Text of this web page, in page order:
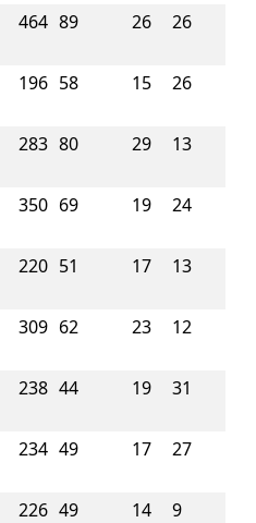
464 89 26 26
196 58 15 26
283 80 29 13
350 69 19 24
220 51 17 13
309 62 23 12
238 44 19 31
234 49 17 27
226 49 14 9